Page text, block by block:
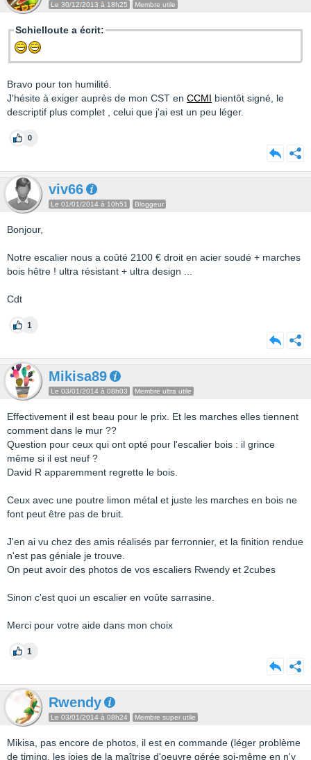
Le 30/12/2013 à 18h25 Membre utile
Schielloute a écrit:
Bravo pour ton humilité.
J'hésite à exiger auprès de mon CST en CCMI bientôt signé, le
descriptif plus complet , celui que j'ai est un peu léger.
0
viv66
Le 01/01/2014 à 10h51 Bloggeur
Bonjour,
Notre escalier nous a coûté 2100 € droit en acier soudé + marches
bois hêtre ! ultra résistant + ultra design ...
Cdt
1
Mikisa89
Le 03/01/2014 à 08h03 Membre ultra utile
Effectivement il est beau pour le prix. Et les marches elles tiennent
comment dans le mur ??
Question pour ceux qui ont opté pour l'escalier bois : il grince
même si il est neuf ?
David R apparemment regrette le bois.
Ceux avec une poutre limon métal et juste les marches en bois ne
font peut être pas de bruit.
J'en ai vu chez des amis réalisés par ferronnier, et la finition rendue
n'est pas géniale je trouve.
On peut avoir des photos de vos escaliers Rwendy et 2cubes
Sinon c'est quoi un escalier en voûte sarrasine.
Merci pour votre aide dans mon choix
1
Rwendy
Le 03/01/2014 à 08h24 Membre super utile
Mikisa, pas encore de photos, il est en commande (léger problème
de timing, les joies de la maîtrise d'oeuvre gérée soi-même en n'y